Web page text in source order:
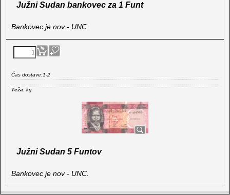
Južni Sudan bankovec za 1 Funt
Bankovec je nov - UNC.
Čas dostave:1-2
Teža: kg
Južni Sudan 5 Funtov
Bankovec je nov - UNC.